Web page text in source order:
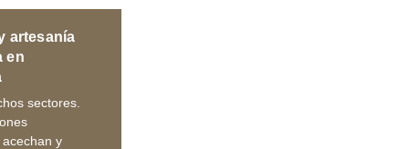
artesanía
en
sectores.
y